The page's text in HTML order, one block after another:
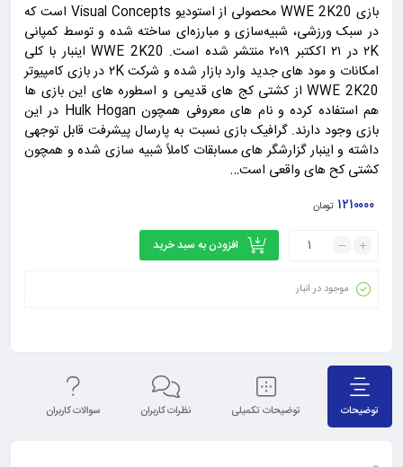
بازی WWE 2K20 محصولی از استودیو Visual Concepts است که
در سبک ورزشی، شبیه‌سازی و مبارزه‌ای ساخته شده و توسط کمپانی
۲K در ۲۱ اککتبر ۲۰۱۹ منتشر شده است. WWE 2K20 اینبار با کلی
امکانات و مود های جدید وارد بازار شده و شرکت ۲K در بازی کامپیوتر
WWE 2K20 از کشتی کج های قدیمی و اسطوره های این بازی ها
هم استفاده کرده و نام های معروفی همچون Hulk Hogan در این
بازی وجود دارند. گرافیک بازی نسبت به پارسال پیشرفت قابل توجهی
داشته و اینبار گزارشگر های مسابقات کاملاً شبیه سازی شده و همچون
کشتی کح های واقعی است…
۱۲۱۰۰۰۰ تومان
افزودن به سبد خرید
موجود در انبار
توضیحات توضیحات تکمیلی نظرات کاربران سوالات کاربران